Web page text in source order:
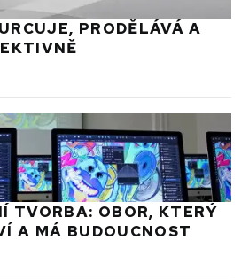
PRODĚLÁVÁ A
TVORBA: OBOR, KTERÝ
A MÁ BUDOUCNOST